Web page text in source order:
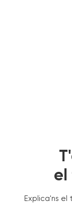
el
Explica'ns